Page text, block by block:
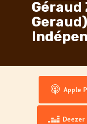
Géraud
Apple
Deezer